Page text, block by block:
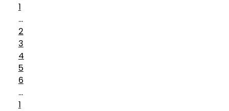
1
...
2
3
4
5
6
...
1